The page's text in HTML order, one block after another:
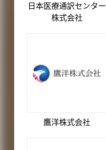
日本医療通訳センター
株式会社
鷹洋株式会社